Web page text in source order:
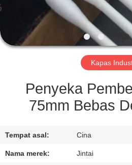
KONTROL
KUALITAS
KAMI
KASUS
Kapas
Penyeka
75mm Bebas
Tempat asal: Cina
Nama merek: Jintai